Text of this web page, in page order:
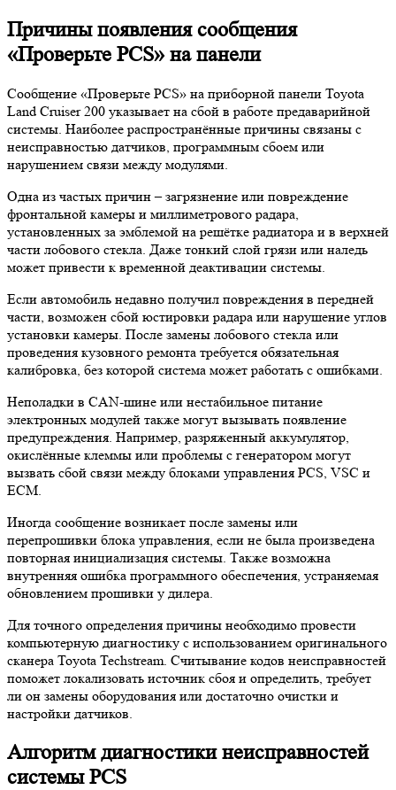
Причины появления сообщения
«Проверьте PCS» на панели
Сообщение «Проверьте PCS» на приборной панели Toyota
Land Cruiser 200 указывает на сбой в работе предаварийной
системы. Наиболее распространённые причины связаны с
неисправностью датчиков, программным сбоем или
нарушением связи между модулями.
Одна из частых причин – загрязнение или повреждение
фронтальной камеры и миллиметрового радара,
установленных за эмблемой на решётке радиатора и в верхней
части лобового стекла. Даже тонкий слой грязи или наледь
может привести к временной деактивации системы.
Если автомобиль недавно получил повреждения в передней
части, возможен сбой юстировки радара или нарушение углов
установки камеры. После замены лобового стекла или
проведения кузовного ремонта требуется обязательная
калибровка, без которой система может работать с ошибками.
Неполадки в CAN-шине или нестабильное питание
электронных модулей также могут вызывать появление
предупреждения. Например, разряженный аккумулятор,
окислённые клеммы или проблемы с генератором могут
вызвать сбой связи между блоками управления PCS, VSC и
ECM.
Иногда сообщение возникает после замены или
перепрошивки блока управления, если не была произведена
повторная инициализация системы. Также возможна
внутренняя ошибка программного обеспечения, устраняемая
обновлением прошивки у дилера.
Для точного определения причины необходимо провести
компьютерную диагностику с использованием оригинального
сканера Toyota Techstream. Считывание кодов неисправностей
поможет локализовать источник сбоя и определить, требует
ли он замены оборудования или достаточно очистки и
настройки датчиков.
Алгоритм диагностики неисправностей
системы PCS